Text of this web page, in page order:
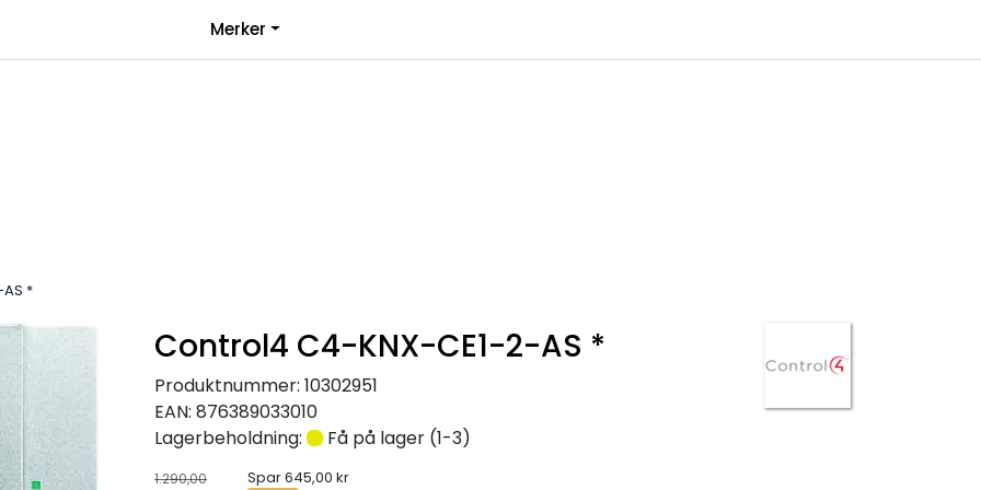
Merker
*
Control4 C4-KNX-CE1-2-AS *
Produktnummer: 10302951
EAN: 876389033010
Lagerbeholdning:
Få på lager (1-3)
1.290,00 Spar 645,00 kr